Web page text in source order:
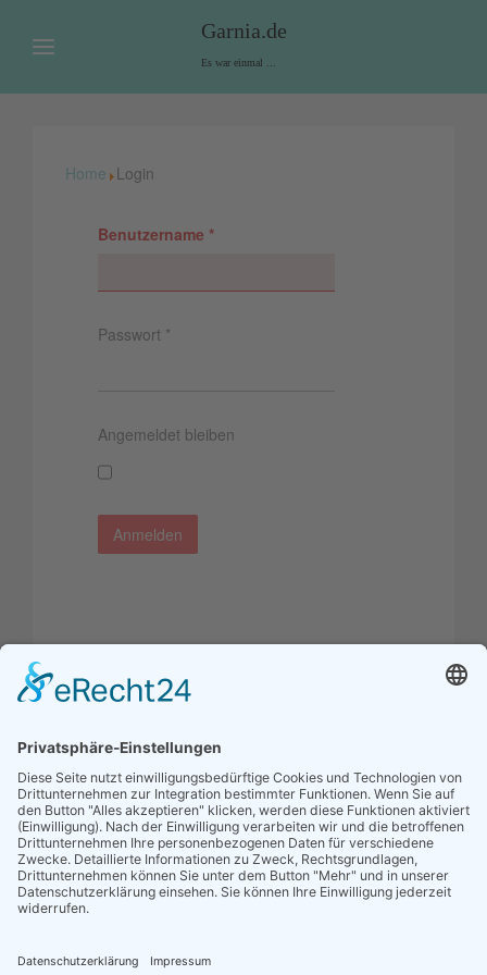
Garnia.de
Es war einmal ...
Home Login
Benutzername *
Passwort *
Angemeldet bleiben
Anmelden
Passwort vergessen?
Benutzername vergessen?